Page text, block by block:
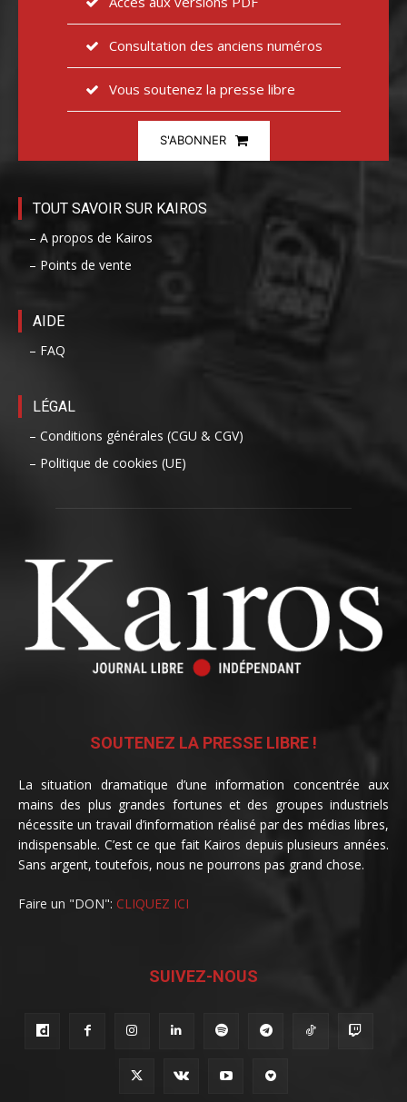
Consultation des anciens numéros
Vous soutenez la presse libre
S'ABONNER
TOUT SAVOIR SUR KAIROS
– A propos de Kairos
– Points de vente
AIDE
– FAQ
LÉGAL
– Conditions générales (CGU & CGV)
– Politique de cookies (UE)
SOUTENEZ LA PRESSE LIBRE !
La situation dramatique d’une information concentrée aux
mains des plus grandes fortunes et des groupes industriels
nécessite un travail d’information réalisé par des médias libres,
indispensable. C’est ce que fait Kairos depuis plusieurs années.
Sans argent, toutefois, nous ne pourrons pas grand chose.
Faire un "DON": CLIQUEZ ICI
SUIVEZ-NOUS